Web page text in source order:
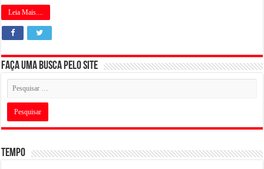
Leia Mais....
Faça uma busca pelo Site
Tempo